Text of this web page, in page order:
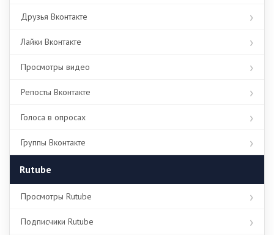
Друзья Вконтакте
Лайки Вконтакте
Просмотры видео
Репосты Вконтакте
Голоса в опросах
Группы Вконтакте
Rutube
Просмотры Rutube
Подписчики Rutube